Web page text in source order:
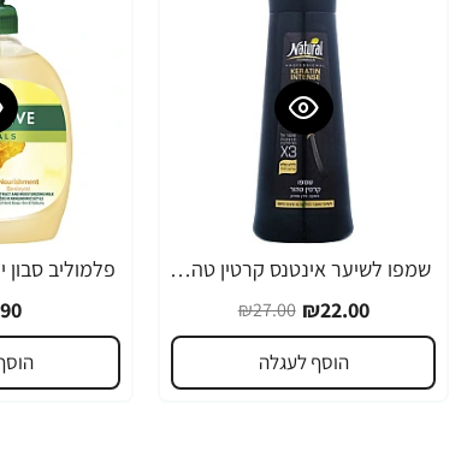
-19%
שמפו לשיער אינטנס קרטין טהור נטורל פורמולה 400 מ"ל - מבית NATURAL FORMULA
₪22.00
₪27.00
הוסף לעגלה